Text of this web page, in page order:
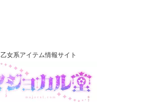
乙女系アイテム情報サイト